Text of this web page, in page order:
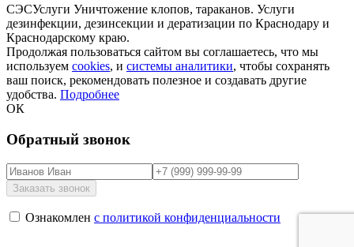
СЭСУслуги Уничтожение клопов, тараканов. Услуги
дезинфекции, дезинсекции и дератизации по Краснодару и
Краснодарскому краю.
Продолжая пользоваться сайтом вы соглашаетесь, что мы
используем cookies, и системы аналитики, чтобы сохранять
ваш поиск, рекомендовать полезное и создавать другие
удобства. Подробнее
ОК
Обратный звонок
Ознакомлен с политикой конфиденциальности